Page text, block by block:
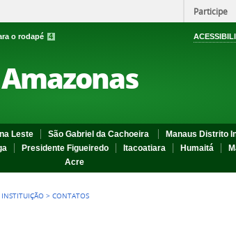
Participe
o rodapé 4
Leste São Gabriel da Cachoeira
Manaus Distrito
Presidente Figueiredo Itacoatiara Humaitá
Acre
INSTITUIÇÃO >CONTATOS